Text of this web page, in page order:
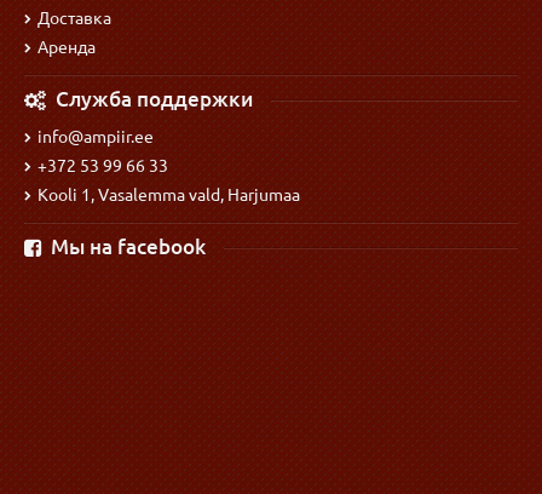
Доставка
Аренда
Служба поддержки
info@ampiir.ee
+372 53 99 66 33
Kooli 1, Vasalemma vald, Harjumaa
Мы на facebook